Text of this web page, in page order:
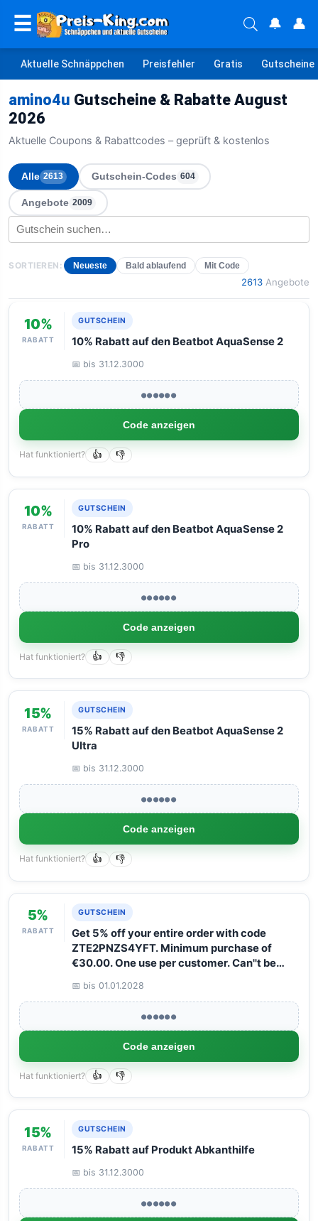
☰ 🔔 👤
Aktuelle Schnäppchen Preisfehler Gratis Gutscheine
amino4u Gutscheine & Rabatte August
2026
Aktuelle Coupons & Rabattcodes – geprüft & kostenlos
Alle 2613 Gutschein-Codes 604
Angebote 2009
SORTIEREN: Neueste Bald ablaufend Mit Code
2613 Angebote
10%
RABATT
GUTSCHEIN
10% Rabatt auf den Beatbot AquaSense 2
📅 bis 31.12.3000
●●●●●●
Code anzeigen
Hat funktioniert? 👍 👎
10%
RABATT
GUTSCHEIN
10% Rabatt auf den Beatbot AquaSense 2
Pro
📅 bis 31.12.3000
●●●●●●
Code anzeigen
Hat funktioniert? 👍 👎
15%
RABATT
GUTSCHEIN
15% Rabatt auf den Beatbot AquaSense 2
Ultra
📅 bis 31.12.3000
●●●●●●
Code anzeigen
Hat funktioniert? 👍 👎
5%
RABATT
GUTSCHEIN
Get 5% off your entire order with code
ZTE2PNZS4YFT. Minimum purchase of
€30.00. One use per customer. Can''t be
📅 bis 01.01.2028
●●●●●●
Code anzeigen
Hat funktioniert? 👍 👎
15%
RABATT
GUTSCHEIN
15% Rabatt auf Produkt Abkanthilfe
📅 bis 31.12.3000
●●●●●●